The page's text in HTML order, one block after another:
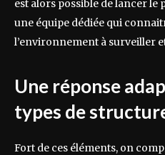
est alors possible de lancer le
une équipe dédiée qui
l’environnement à surveiller
Une réponse
types de
Fort de ces éléments, on